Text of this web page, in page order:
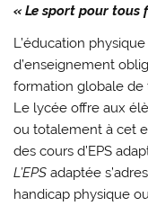
« Le sport pour tous
L’éducation
d’enseignement
formation globale de
Le lycée offre aux
ou totalement à cet
des cours d’EPS
L’EPS adaptée
handicap physique